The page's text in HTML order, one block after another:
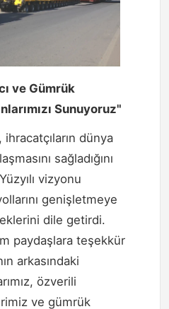
ve Gümrük
Sunuyoruz"
dünya
sağladığını
vizyonu
genişletmeye
dile getirdi.
paydaşlara teşekkür
arkasındaki
özverili
ve gümrük